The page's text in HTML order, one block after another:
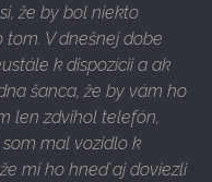
že by bol niekto
V dnešnej dobe
k dispozícii a ak
šanca, že by vám ho
len zdvihol telefón,
mal vozidlo k
mi ho hneď aj doviezli